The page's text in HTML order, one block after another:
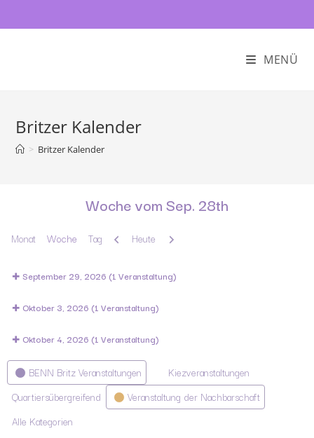
MENÜ
Britzer Kalender
> Britzer Kalender
Woche vom Sep. 28th
Monat Woche Tag Zurück
Heute Weiter
September 29, 2026 (1 Veranstaltung)
Oktober 3, 2026 (1 Veranstaltung)
Oktober 4, 2026 (1 Veranstaltung)
Kategorien
BENN Britz Veranstaltungen
Kiezveranstaltungen
Quartiersübergreifend
Veranstaltung der Nachbarschaft
Alle Kategorien